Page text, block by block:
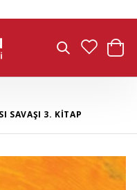
SAVAŞI 3. KİTAP